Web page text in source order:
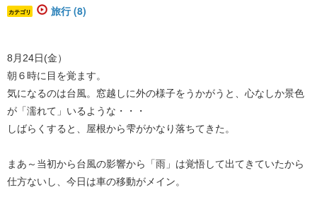
カテゴリ 旅行 (8)
​​​​​8月24日(金）
朝６時に目を覚ます。
気になるのは台風。窓越しに外の様子をうかがうと、心なしか景色
が「濡れて」いるような・・・
しばらくすると、屋根から雫がかなり落ちてきた。
まあ～当初から台風の影響から「雨」は覚悟して出てきていたから
仕方ないし、今日は車の移動がメイン。